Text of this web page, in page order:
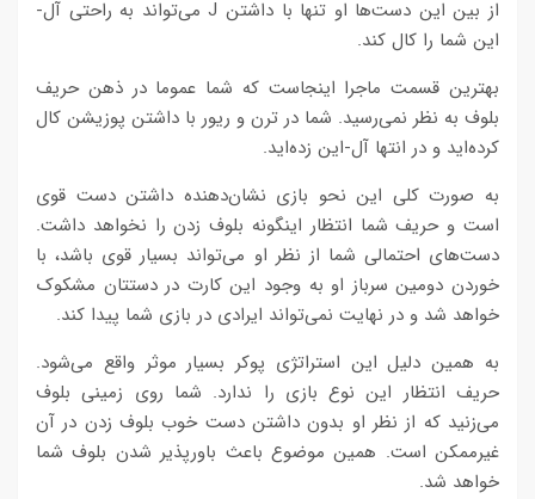
از بین این دست‌ها او تنها با داشتن J می‌تواند به راحتی آل-
این شما را کال کند.
بهترین قسمت ماجرا اینجاست که شما عموما در ذهن حریف
بلوف به نظر نمی‌رسید. شما در ترن و ریور با داشتن پوزیشن کال
کرده‌اید و در انتها آل-این زده‌اید.
به صورت کلی این نحو بازی نشان‌دهنده داشتن دست قوی
است و حریف شما انتظار اینگونه بلوف زدن را نخواهد داشت.
دست‌های احتمالی شما از نظر او می‌تواند بسیار قوی باشد، با
خوردن دومین سرباز او به وجود این کارت در دستتان مشکوک
خواهد شد و در نهایت نمی‌تواند ایرادی در بازی شما پیدا کند.
به همین دلیل این استراتژی پوکر بسیار موثر واقع می‌شود.
حریف انتظار این نوع بازی را ندارد. شما روی زمینی بلوف
می‌زنید که از نظر او بدون داشتن دست خوب بلوف زدن در آن
غیرممکن است. همین موضوع باعث باورپذیر شدن بلوف شما
خواهد شد.